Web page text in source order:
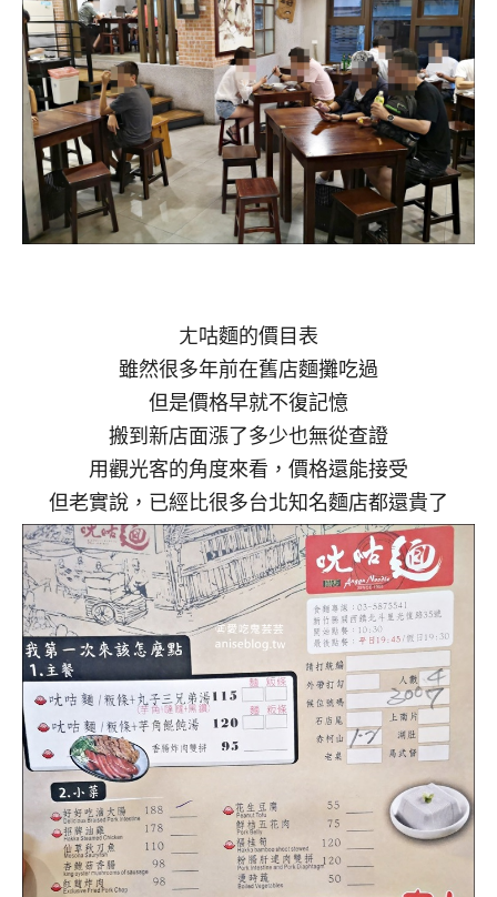
ㄤ咕麵的價目表
雖然很多年前在舊店麵攤吃過
但是價格早就不復記憶
搬到新店面漲了多少也無從查證
用觀光客的角度來看，價格還能接受
但老實說，已經比很多台北知名麵店都還貴了